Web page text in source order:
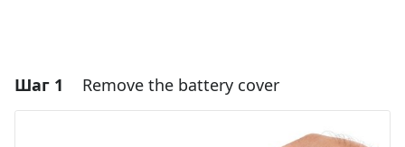
Шаг 1 Remove the battery cover